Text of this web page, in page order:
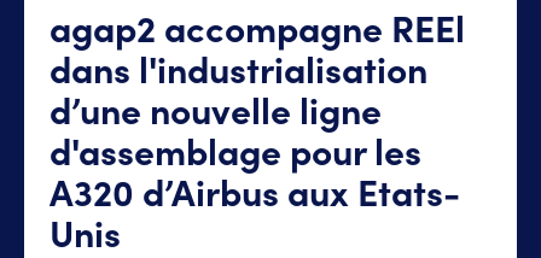
agap2 accompagne REEl
dans l'industrialisation
d’une nouvelle ligne
d'assemblage pour les
A320 d’Airbus aux Etats-
Unis